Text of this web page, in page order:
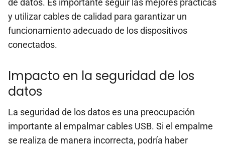
de datos. Es importante seguir las mejores prácticas
y utilizar cables de calidad para garantizar un
funcionamiento adecuado de los dispositivos
conectados.
Impacto en la seguridad de los
datos
La seguridad de los datos es una preocupación
importante al empalmar cables USB. Si el empalme
se realiza de manera incorrecta, podría haber